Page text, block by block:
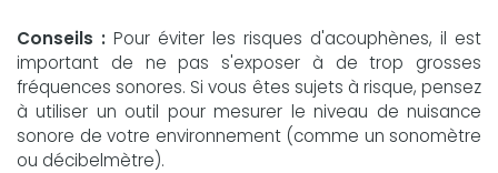
Conseils : Pour éviter les risques d'acouphènes, il est
important de ne pas s'exposer à de trop grosses
fréquences sonores. Si vous êtes sujets à risque, pensez
à utiliser un outil pour mesurer le niveau de nuisance
sonore de votre environnement (comme un sonomètre
ou décibelmètre).